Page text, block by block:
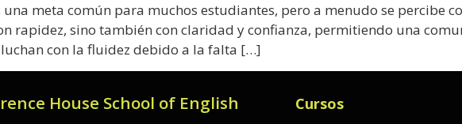
una meta común para muchos estudiantes, pero a menudo se percibe
rapidez, sino también con claridad y confianza, permitiendo una
con la fluidez debido a la falta […]
House School of English
Cursos